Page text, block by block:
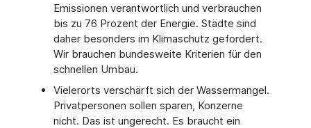
Emissionen verantwortlich und verbrauchen
bis zu 76 Prozent der Energie. Städte sind
daher besonders im Klimaschutz gefordert.
Wir brauchen bundesweite Kriterien für den
schnellen Umbau.
Vielerorts verschärft sich der Wassermangel.
Privatpersonen sollen sparen, Konzerne
nicht. Das ist ungerecht. Es braucht ein